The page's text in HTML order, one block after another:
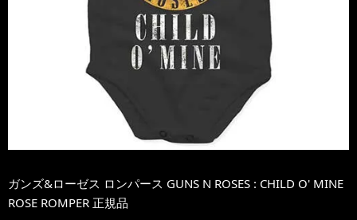
ガンズ&ローゼス ロンパース GUNS N ROSES : CHILD O' MINE
ROSE ROMPER 正規品